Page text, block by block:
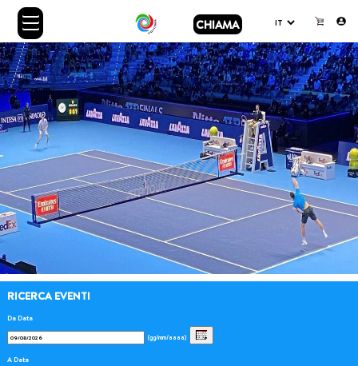
CHIAMA
RICERCA EVENTI
Da Data
(gg/mm/aaaa)
A Data